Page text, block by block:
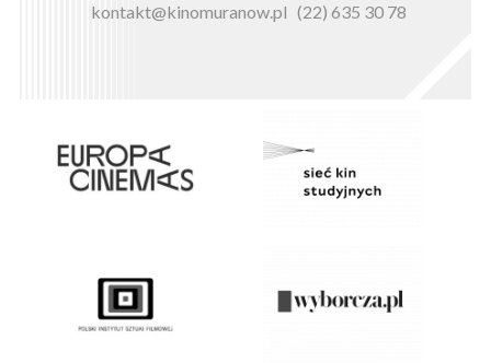
kontakt@kinomuranow.pl (22) 635 30 78